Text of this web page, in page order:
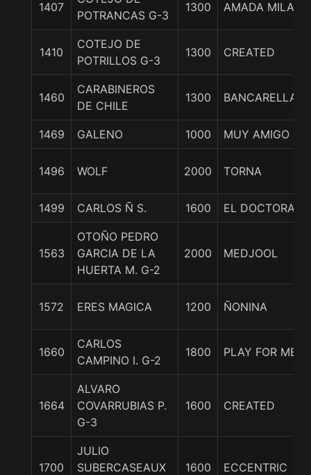
1407
POTRANCAS G-3
1300 AMADA MILA
1410
COTEJO DE
POTRILLOS G-3
1300 CREATED
1460
CARABINEROS
DE CHILE
1300 BANCARELLA
1469 GALENO 1000 MUY AMIGO
1496 WOLF 2000 TORNA
1499 CARLOS Ñ S. 1600 EL DOCTORADO
1563
OTOÑO PEDRO
GARCIA DE LA
HUERTA M. G-2
2000 MEDJOOL
1572 ERES MAGICA 1200 ÑONINA
1660
CARLOS
CAMPINO I. G-2
1800 PLAY FOR ME
1664
ALVARO
COVARRUBIAS P.
G-3
1600 CREATED
1700
JULIO
SUBERCASEAUX
1600 ECCENTRIC